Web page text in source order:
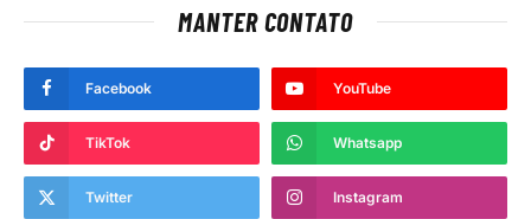
MANTER CONTATO
Facebook YouTube
TikTok Whatsapp
Twitter Instagram